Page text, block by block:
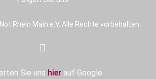
Rhein Main e.V. Alle Rechte vorbehalten.
Sie uns hierauf Google